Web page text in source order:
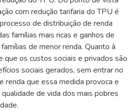
com redução tarifaria do TPU é
de distribuição de renda
famílias mais ricas e ganhos de
de menor renda. Quanto à
que os custos sociais e privados são
sociais gerados, sem entrar no
renda que essa medida provoca e
de vida dos mais pobres